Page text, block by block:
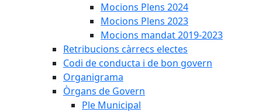
Mocions Plens 2024
Mocions Plens 2023
Mocions mandat 2019-2023
Retribucions càrrecs electes
Codi de conducta i de bon govern
Organigrama
Òrgans de Govern
Ple Municipal